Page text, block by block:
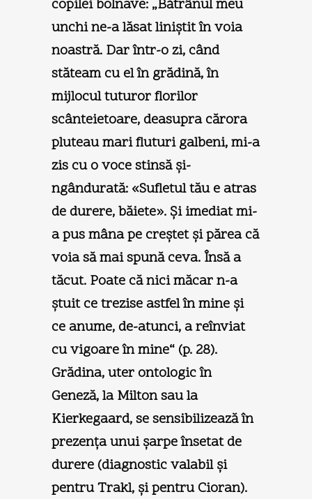
copilei bolnave: „Bătrânul meu
unchi ne-a lăsat liniştit în voia
noastră. Dar într-o zi, când
stăteam cu el în grădină, în
mijlocul tuturor florilor
scânteietoare, deasupra cărora
pluteau mari fluturi galbeni, mi-a
zis cu o voce stinsă şi-
ngândurată: «Sufletul tău e atras
de durere, băiete». Şi imediat mi-
a pus mâna pe creştet şi părea că
voia să mai spună ceva. Însă a
tăcut. Poate că nici măcar n-a
ştuit ce trezise astfel în mine şi
ce anume, de-atunci, a reînviat
cu vigoare în mine“ (p. 28).
Grădina, uter ontologic în
Geneză, la Milton sau la
Kierkegaard, se sensibilizează în
prezenţa unui şarpe însetat de
durere (diagnostic valabil şi
pentru Trakl, şi pentru Cioran).